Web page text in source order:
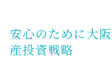
大阪で安心して始
構え
安心のために大
産投資戦略